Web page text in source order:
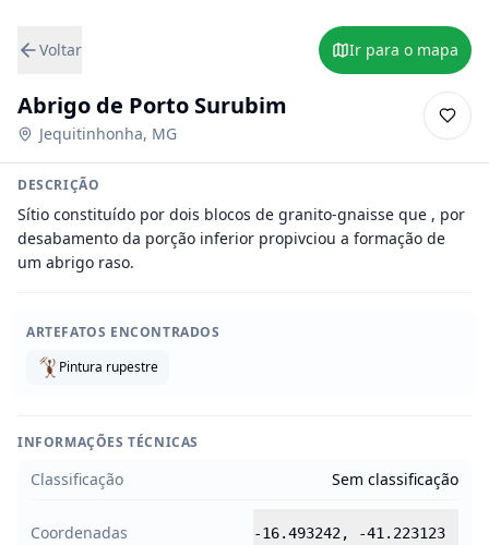
Voltar Ir para o mapa
Abrigo de Porto Surubim
Jequitinhonha, MG
DESCRIÇÃO
Sítio constituído por dois blocos de granito-gnaisse que , por
desabamento da porção inferior propivciou a formação de
um abrigo raso.
ARTEFATOS ENCONTRADOS
Pintura rupestre
INFORMAÇÕES TÉCNICAS
Classificação Sem classificação
Coordenadas -16.493242, -41.223123